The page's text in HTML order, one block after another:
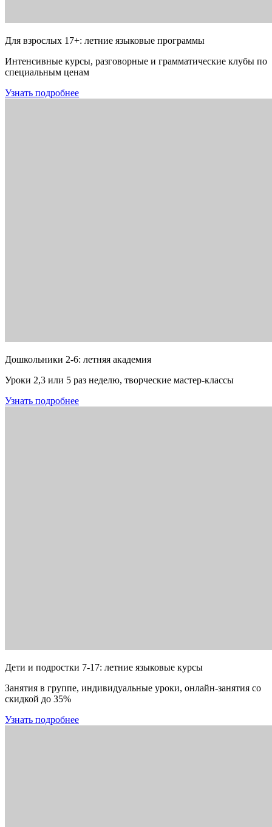
Для взрослых 17+: летние языковые программы
Интенсивные курсы, разговорные и грамматические клубы по
специальным ценам
Узнать подробнее
Дошкольники 2-6: летняя академия
Уроки 2,3 или 5 раз неделю, творческие мастер-классы
Узнать подробнее
Дети и подростки 7-17: летние языковые курсы
Занятия в группе, индивидуальные уроки, онлайн-занятия со
скидкой до 35%
Узнать подробнее